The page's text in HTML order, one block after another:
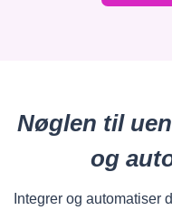
Nøglen til
og
Integrer og automatiser